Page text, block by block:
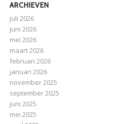
ARCHIEVEN
juli 2026
juni 2026
mei 2026
maart 2026
februari 2026
januari 2026
november 2025
september 2025
juni 2025
mei 2025